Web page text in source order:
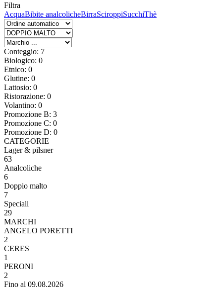
Filtra
AcquaBibite analcolicheBirraSciroppiSucchiThè
Conteggio: 7
Biologico: 0
Etnico: 0
Glutine: 0
Lattosio: 0
Ristorazione: 0
Volantino: 0
Promozione B: 3
Promozione C: 0
Promozione D: 0
CATEGORIE
Lager & pilsner
63
Analcoliche
6
Doppio malto
7
Speciali
29
MARCHI
ANGELO PORETTI
2
CERES
1
PERONI
2
Fino al 09.08.2026